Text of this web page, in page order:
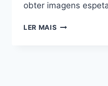
obter imagens
LER MAIS